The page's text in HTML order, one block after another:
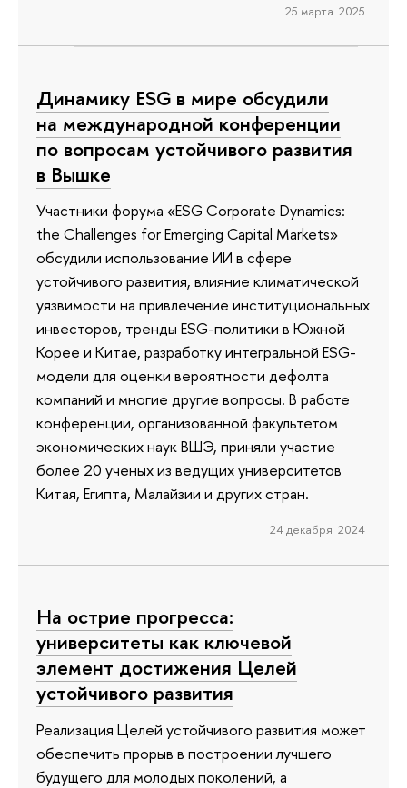
25 марта 2025
Динамику ESG в мире обсудили
на международной конференции
по вопросам устойчивого развития
в Вышке
Участники форума «ESG Corporate Dynamics:
the Challenges for Emerging Capital Markets»
обсудили использование ИИ в сфере
устойчивого развития, влияние климатической
уязвимости на привлечение институциональных
инвесторов, тренды ESG-политики в Южной
Корее и Китае, разработку интегральной ESG-
модели для оценки вероятности дефолта
компаний и многие другие вопросы. В работе
конференции, организованной факультетом
экономических наук ВШЭ, приняли участие
более 20 ученых из ведущих университетов
Китая, Египта, Малайзии и других стран.
24 декабря 2024
На острие прогресса:
университеты как ключевой
элемент достижения Целей
устойчивого развития
Реализация Целей устойчивого развития может
обеспечить прорыв в построении лучшего
будущего для молодых поколений, а